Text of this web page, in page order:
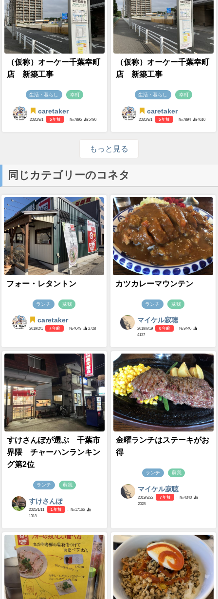
（仮称）オーケー千葉幸町
店 新築工事
生活・暮らし 幸町
caretaker
2020/9/1 5 年前 - №7895 5480
（仮称）オーケー千葉幸町
店 新築工事
生活・暮らし 幸町
caretaker
2020/9/1 5 年前 - №7894 4610
もっと見る
同じカテゴリーのコネタ
フォー・レタントン
ランチ 蘇我
caretaker
2019/2/1 7 年前 - №4049 2728
カツカレーマウンテン
ランチ 蘇我
マイケル寂聴
2018/6/19 8 年前
- №3440
4137
すけさんぽが選ぶ 千葉市
界隈 チャーハンランキン
グ第2位
ランチ 蘇我
すけさんぽ
2025/1/11 1 年前
- №17165
1318
金曜ランチはステーキがお
得
ランチ 蘇我
マイケル寂聴
2019/3/22 7 年前
- №4340
2028